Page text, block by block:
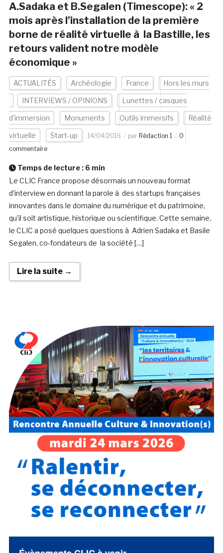
A.Sadaka et B.Segalen (Timescope): « 2
mois après l’installation de la première
borne de réalité virtuelle à la Bastille, les
retours valident notre modèle
économique »
ACTUALITÉS Archéologie France Hors les murs
INTERVIEWS / OPINIONS Lunettes / casques
d'immersion Monuments Outils immersifs Réalité
virtuelle Start-up 14/04/2016 par Rédaction 1
0
commentaire
Temps de lecture : 6 min
Le CLIC France propose désormais un nouveau format
d’interview en donnant la parole à des startups françaises
innovantes dans le domaine du numérique et du patrimoine,
qu’il soit artistique, historique ou scientifique. Cette semaine,
le CLIC a posé quelques questions à Adrien Sadaka et Basile
Segalen, co-fondateurs de la société […]
Lire la suite →